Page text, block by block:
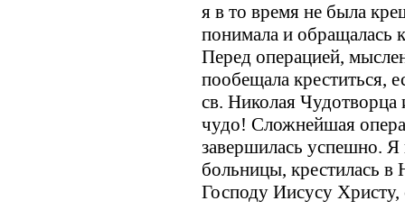
я в то время не была
понимала и обращалась
Перед операцией,
пообещала креститься,
св. Николая
чудо! Сложнейшая
завершилась успешно.
больницы, крестилась в
Господу Иисусу